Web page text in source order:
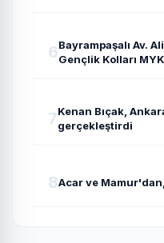
6Bayrampaşalı Av.
Gençlik Kolları
7Kenan Bıçak,
gerçekleştirdi
8Acar ve